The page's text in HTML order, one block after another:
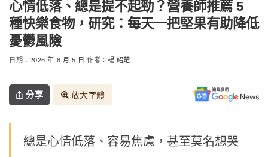
心情低落、總是提不起勁？營養師推薦 5
種快樂食物，研究：每天一把堅果有助降低
憂鬱風險
日期： 2026 年 8 月 5 日 作者： 楊 紹楚
分享 放大字體
總是心情低落、容易焦慮，甚至莫名想哭